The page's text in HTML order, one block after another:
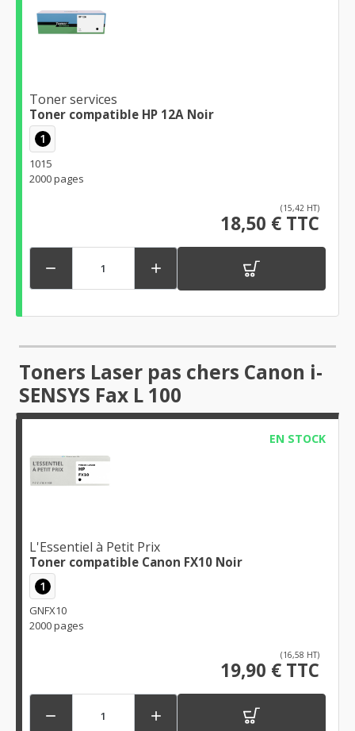
Toner services
Toner compatible HP 12A Noir
1
1015
2000 pages
(15,42 HT)
18,50 € TTC
 
Toners Laser pas chers Canon i-
SENSYS Fax L 100
EN STOCK
L'Essentiel à Petit Prix
Toner compatible Canon FX10 Noir
1
GNFX10
2000 pages
(16,58 HT)
19,90 € TTC
 